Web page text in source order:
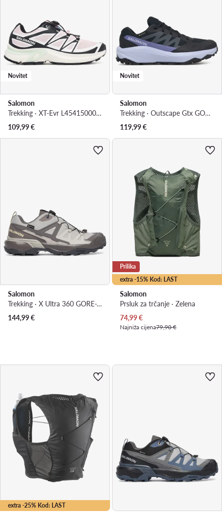
Novitet
Salomon
Trekking · XT-Evr L45415000 · Svijetlo roza
109,99€
Novitet
Salomon
Trekking · Outscape Gtx GORE-TEX L49233300 · Crna
119,99€
Salomon
Trekking · X Ultra 360 GORE-TEX L45391800 · Bež
144,99€
extra -15% Kod: LAST
Prilika
Salomon
Prsluk za trčanje · Zelena
Trenutna cijena
74,99€
Najniža cijena79,90 €
extra -25% Kod: LAST